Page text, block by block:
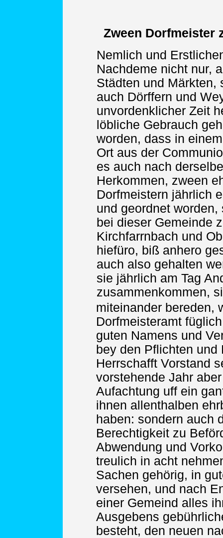
Zween Dorfmeister
Nemlich und
Nachdeme nicht nur,
Städten und Märkten,
auch Dörffern und
unvordenklicher Zeit
löbliche Gebrauch
worden, dass in
Ort aus der
es auch nach
Herkommen, zween
Dorfmeistern jährlich
und geordnet worden,
bei dieser Gemeinde
Kirchfarrnbach und
hiefüro, biß anhero
auch also gehalten
sie jährlich am Tag
zusammenkommen,
miteinander bereden,
Dorfmeisteramt
guten Namens und
bey den Pflichten
Herrschafft Vorstand
vorstehende Jahr
Aufachtung uff ein
ihnen allenthalben
haben: sondern auch
Berechtigkeit zu
Abwendung und
treulich in acht
Sachen gehörig, in
versehen, und nach
einer Gemeind alles
Ausgebens
besteht, den neuen